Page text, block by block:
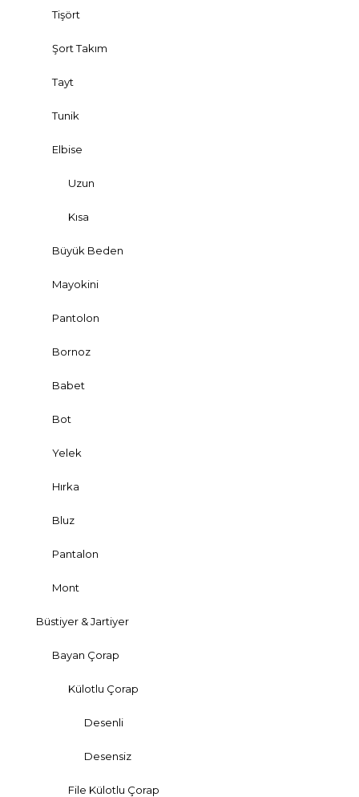
Tişört
Şort Takım
Tayt
Tunik
Elbise
Uzun
Kısa
Büyük Beden
Mayokini
Pantolon
Bornoz
Babet
Bot
Yelek
Hırka
Bluz
Pantalon
Mont
Büstiyer & Jartiyer
Bayan Çorap
Külotlu Çorap
Desenli
Desensiz
File Külotlu Çorap